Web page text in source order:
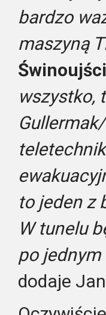
bardzo
maszyną
wszystko,
to jeden z
W tunelu
po
dodaje